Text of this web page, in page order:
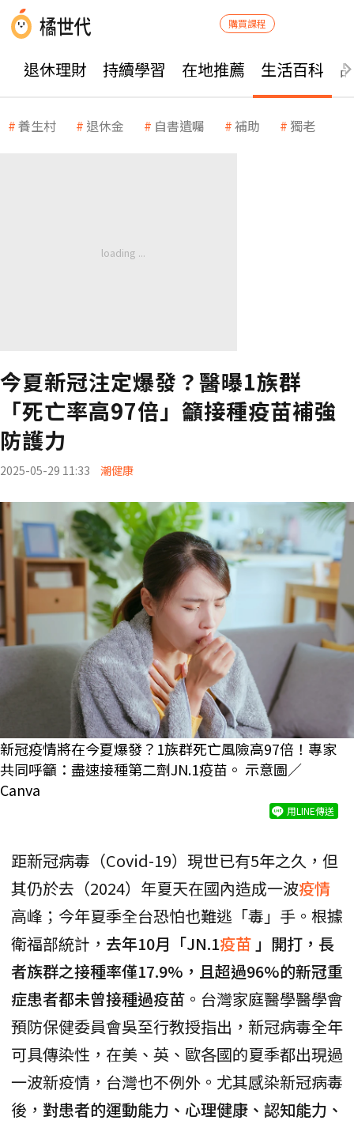
購買課程
退休理財 持續學習 在地推薦 生活百科
養生村 退休金 自書遺囑 補助 獨老
今夏新冠注定爆發？醫曝1族群
「死亡率高97倍」籲接種疫苗補強
防護力
2025-05-29 11:33 潮健康
新冠疫情將在今夏爆發？1族群死亡風險高97倍！專家
共同呼籲：盡速接種第二劑JN.1疫苗。 示意圖／
Canva
用LINE傳送
距新冠病毒（Covid-19）現世已有5年之久，但
其仍於去（2024）年夏天在國內造成一波疫情
高峰；今年夏季全台恐怕也難逃「毒」手。根據
衛福部統計， 去年10月「JN.1疫苗 」開打，長
者族群之接種率僅17.9%，且超過96%的新冠重
症患者都未曾接種過疫苗 。台灣家庭醫學醫學會
預防保健委員會吳至行教授指出，新冠病毒全年
可具傳染性，在美、英、歐各國的夏季都出現過
一波新疫情，台灣也不例外。尤其感染新冠病毒
後， 對患者的運動能力、心理健康、認知能力、